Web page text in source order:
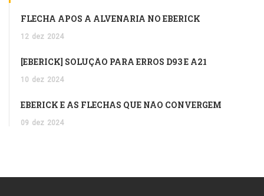
FLECHA APÓS A ALVENARIA NO EBERICK
12 dez 2024
[EBERICK] SOLUÇÃO PARA ERROS D93 E A21
10 dez 2024
EBERICK E AS FLECHAS QUE NÃO CONVERGEM
09 dez 2024